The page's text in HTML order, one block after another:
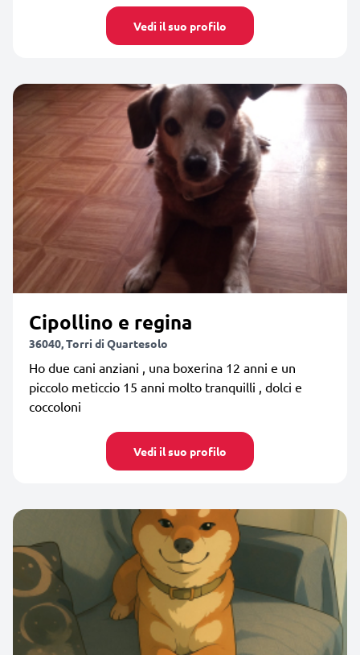
Vedi il suo profilo
Cipollino e regina
36040, Torri di Quartesolo
Ho due cani anziani , una boxerina 12 anni e un
piccolo meticcio 15 anni molto tranquilli , dolci e
coccoloni
Vedi il suo profilo